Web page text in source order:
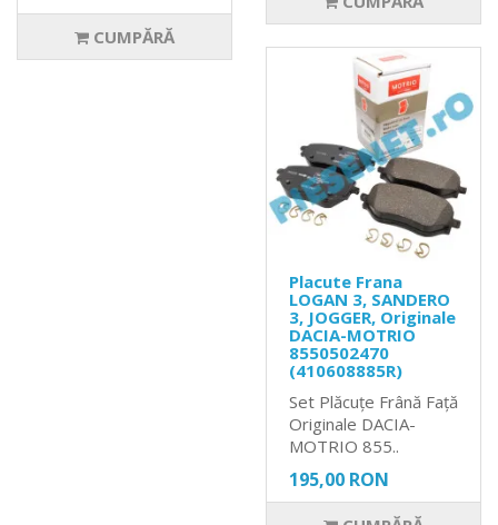
CUMPĂRĂ
Placute Frana
LOGAN 3, SANDERO
3, JOGGER, Originale
DACIA-MOTRIO
8550502470
(410608885R)
Set Plăcuțe Frână Față
Originale DACIA-
MOTRIO 855..
195,00 RON